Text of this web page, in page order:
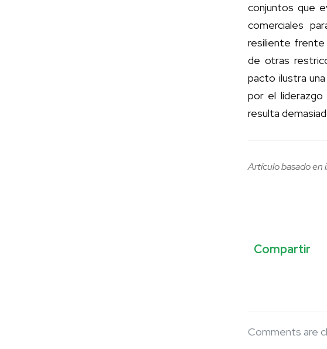
conjuntos que
comerciales
resiliente frente
de otras
pacto ilustra
por el liderazgo
resulta
Artículo basado
Compartir
Comments are